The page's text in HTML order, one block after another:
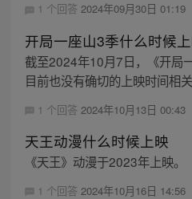
1 个回答 2024年09月30日 01:19
开局一座山3季什么时候
截至2024年10月7日，《开局
目前也没有确切的上映时间相关
1 个回答 2024年10月13日 00:43
天王动漫什么时候上映
《天王》动漫于2023年上映。
1 个回答 2024年10月16日 14:56